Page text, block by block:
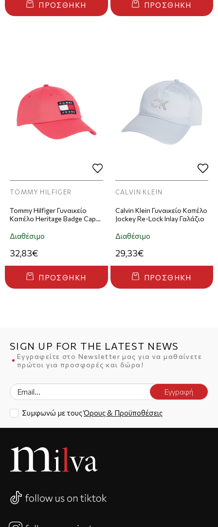
ΠΡΟΣΘΉΚΗ ΠΡΟΣΘΉΚΗ
TOMMY HILFIGER
Tommy Hilfiger Γυναικείο
Καπέλο Heritage Badge Cap
Διαθέσιμο
32,83€
ΠΡΟΣΘΉΚΗ
CALVIN KLEIN
Calvin Klein Γυναικείο Καπέλο
Jockey Re-Lock Inlay Γαλάζιο
Διαθέσιμο
29,33€
ΠΡΟΣΘΉΚΗ
SIGN UP FOR THE LATEST NEWS
Εγγραφείτε στο Newsletter μας για να μαθαίνετε
πρώτοι για προσφορές και δώρα!
Εγγραφή
Συμφωνώ με τουςΌρους & Προϋποθέσεις